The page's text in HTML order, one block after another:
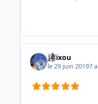
felixou
le 29 juin 20197 a